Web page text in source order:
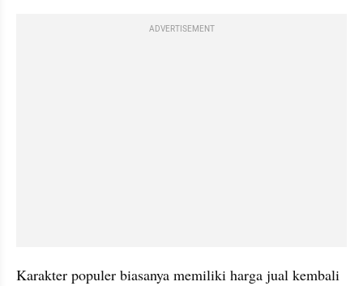
ADVERTISEMENT
Karakter populer biasanya memiliki harga jual kembali